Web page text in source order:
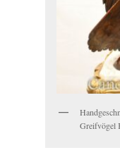
Greifvögel